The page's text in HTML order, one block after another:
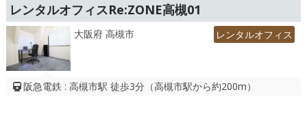
レンタルオフィスRe:ZONE高槻01
大阪府 高槻市 レンタルオフィス
阪急電鉄 : 高槻市駅 徒歩3分（高槻市駅から約200m）